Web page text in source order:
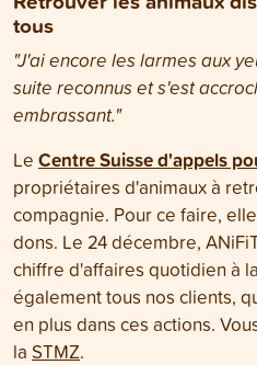
tous
"J'ai encore les larmes aux
suite reconnus et s'est
embrassant."
Le Centre Suisse d'appels
propriétaires d'animaux à
compagnie. Pour ce faire,
dons. Le 24 décembre,
chiffre d'affaires quotidien à
également tous nos clients,
en plus dans ces actions.
la STMZ.